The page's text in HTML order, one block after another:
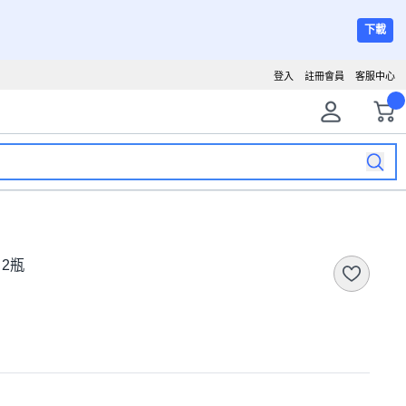
下載
客服中心
註冊會員
登入
瓶